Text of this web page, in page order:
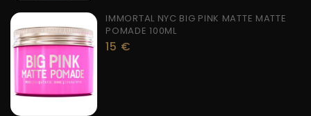
IMMORTAL NYC BIG PINK MATTE MATTE
POMADE 100ML
15 €